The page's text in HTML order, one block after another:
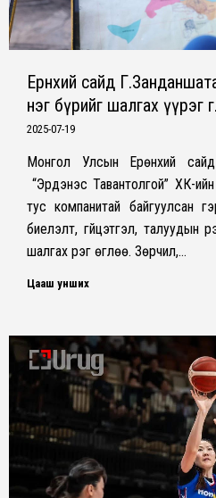
Ерөнхий сайд
нэг бүрийг шалгах үүрэг
2025-07-19
Монгол Улсын Ерөнхий
“Эрдэнэс Тавантолгой” ХК-
тус компанитай байгуулсан
биелэлт, гүйцэтгэл, талуудын
шалгах үүрэг өглөө. Зөрчил,…
Цааш унших